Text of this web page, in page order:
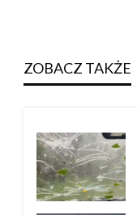
ZOBACZ TAKŻE